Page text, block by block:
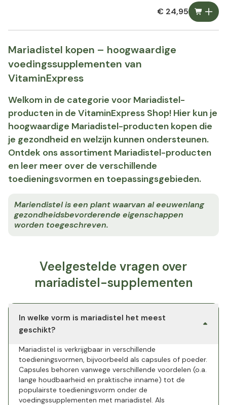
€ 24,95
Mariadistel kopen – hoogwaardige
voedingssupplementen van
VitaminExpress
Welkom in de categorie voor Mariadistel-
producten in de VitaminExpress Shop! Hier kun je
hoogwaardige Mariadistel-producten kopen die
je gezondheid en welzijn kunnen ondersteunen.
Ontdek ons assortiment Mariadistel-producten
en leer meer over de verschillende
toedieningsvormen en toepassingsgebieden.
Mariendistel is een plant waarvan al eeuwenlang
gezondheidsbevorderende eigenschappen
worden toegeschreven.
Veelgestelde vragen over
mariadistel-supplementen
In welke vorm is mariadistel het meest
geschikt?
Mariadistel is verkrijgbaar in verschillende
toedieningsvormen, bijvoorbeeld als capsules of poeder.
Capsules behoren vanwege verschillende voordelen (o.a.
lange houdbaarheid en praktische inname) tot de
populairste toedieningsvorm onder de
voedingssupplementen met mariadistel. Als